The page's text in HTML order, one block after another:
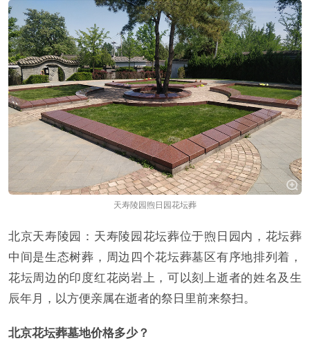
天寿陵园煦日园花坛葬
北京天寿陵园：天寿陵园花坛葬位于煦日园内，花坛葬
中间是生态树葬，周边四个花坛葬墓区有序地排列着，
花坛周边的印度红花岗岩上，可以刻上逝者的姓名及生
辰年月，以方便亲属在逝者的祭日里前来祭扫。
北京花坛葬墓地价格多少？